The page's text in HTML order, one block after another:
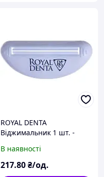
ROYAL DENTA
Віджимальник 1 шт. -
видавлювач зубної пасти
В наявності
217.80₴/од.